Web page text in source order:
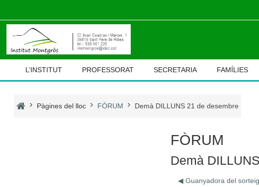
L’INSTITUT PROFESSORAT SECRETARIA FAMÍLIES
Pàgines del lloc FÒRUM Demà DILLUNS 21 de desembre
FÒRUM
Demà
◀︎ Guanyadora del